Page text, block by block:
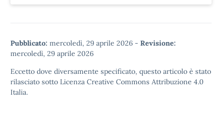
Pubblicato: mercoledì, 29 aprile 2026 - Revisione:
mercoledì, 29 aprile 2026
Eccetto dove diversamente specificato, questo articolo è stato
rilasciato sotto Licenza Creative Commons Attribuzione 4.0
Italia.